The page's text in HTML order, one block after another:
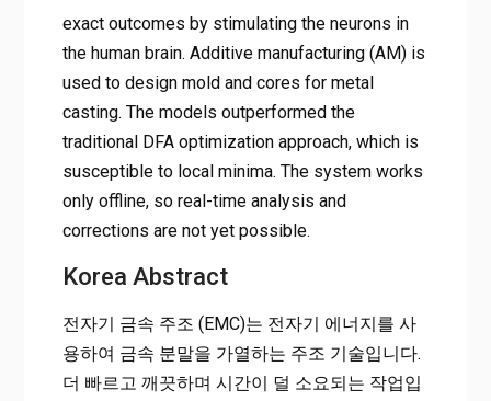
exact outcomes by stimulating the neurons in
the human brain. Additive manufacturing (AM) is
used to design mold and cores for metal
casting. The models outperformed the
traditional DFA optimization approach, which is
susceptible to local minima. The system works
only offline, so real-time analysis and
corrections are not yet possible.
Korea Abstract
전자기 금속 주조 (EMC)는 전자기 에너지를 사
용하여 금속 분말을 가열하는 주조 기술입니다.
더 빠르고 깨끗하며 시간이 덜 소요되는 작업입